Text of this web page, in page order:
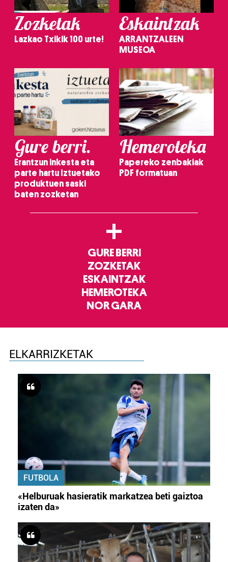
Zozketak
Lazkao Txikik 100 urte!
Eskaintzak
ARRANTZALEEN
MUSEOA
Gure berri.
Erantzun inkesta eta
parte hartu Iztuetako
produktuen saski
baten zozketan
Hemeroteka
Papereko zenbakiak
PDF formatuan
+
GURE BERRI
ZOZKETAK
ESKAINTZAK
HEMEROTEKA
NOR GARA
ELKARRIZKETAK
FUTBOLA
«Helburuak hasieratik markatzea beti gaiztoa
izaten da»